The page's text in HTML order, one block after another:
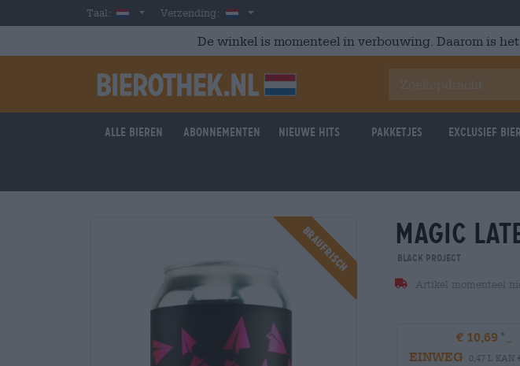
Skip to main content
Taal: DutchVerzending: Nederland
De winkel is momenteel in verbouwing. Daarom is
Alle bieren Abonnementen Nieuwe hits Pakketjes Exclusief Bier
Braufrisch magic
Black Project
Artikel momenteel
€ 10,69
EINWEG
0,47 L KAN